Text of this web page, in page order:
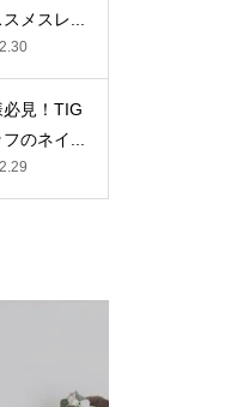
メスレ...
見！TIG
のネイ...